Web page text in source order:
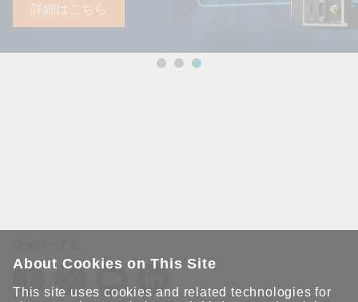
詳細はこちら
About Cookies on This Site
This site uses cookies and related technologies for